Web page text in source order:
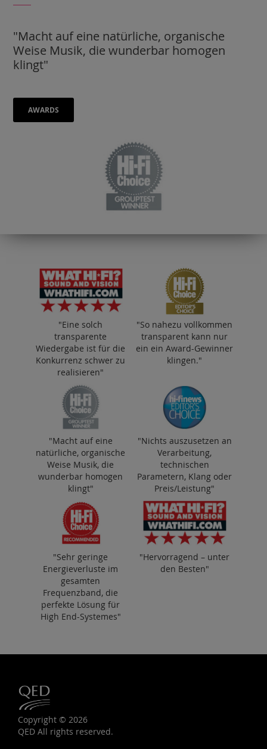
"Macht auf eine natürliche, organische
Weise Musik, die wunderbar homogen
klingt"
AWARDS
"Eine solch
transparente
Wiedergabe ist für die
Konkurrenz schwer zu
realisieren"
"So nahezu vollkommen
transparent kann nur
ein ein Award-Gewinner
klingen."
"Macht auf eine
natürliche, organische
Weise Musik, die
wunderbar homogen
klingt"
"Nichts auszusetzen an
Verarbeitung,
technischen
Parametern, Klang oder
Preis/Leistung"
"Sehr geringe
Energieverluste im
gesamten
Frequenzband, die
perfekte Lösung für
High End-Systemes"
"Hervorragend – unter
den Besten"
Copyright © 2026
QED All rights reserved.